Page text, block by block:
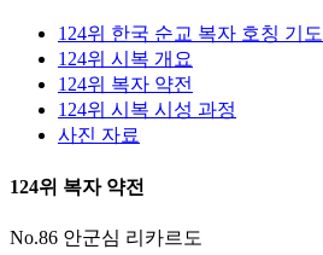
124위 한국 순교 복자 호칭 기도
124위 시복 개요
124위 복자 약전
124위 시복 시성 과정
사진 자료
124위 복자 약전
No.86 안군심 리카르도